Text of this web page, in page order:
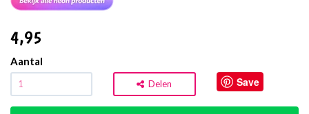
4,95
Aantal
Delen Save